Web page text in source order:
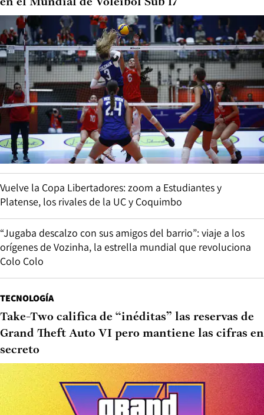
en el Mundial de Vóleibol Sub 17
Vuelve la Copa Libertadores: zoom a Estudiantes y
Platense, los rivales de la UC y Coquimbo
“Jugaba descalzo con sus amigos del barrio”: viaje a los
orígenes de Vozinha, la estrella mundial que revoluciona
Colo Colo
TECNOLOGÍA
Take-Two califica de “inéditas” las reservas de
Grand Theft Auto VI pero mantiene las cifras en
secreto